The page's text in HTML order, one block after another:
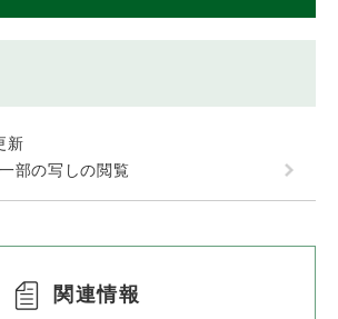
新
部の写しの閲覧
関連情報